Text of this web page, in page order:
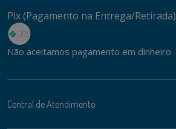
Pix (Pagamento na Entrega/Retirada)
Não aceitamos pagamento em dinheiro
Central de Atendimento